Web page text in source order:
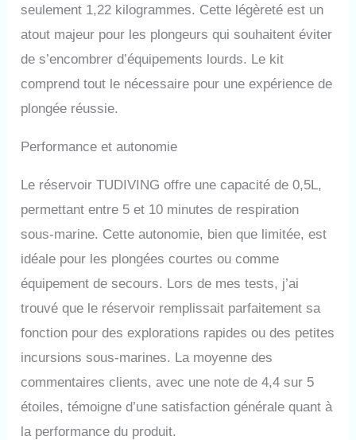
pouvez le prendre dans l'avion
【Excellente fabrication】 La
mini bouteille de plongée
aluminium aviation 6061, qui
de meilleures performances
fluorescent vous permet de
mesurer avec précision le gaz
même dans un environnement
sombre. Le système de
empêche efficacement
l'entrée de poussière et
d'impuretés, rendant le gaz
inhalé plus propre et assurant
une respiration plus saine. 🏊
【Certification DOT/CE】Nos
bouteilles de plongée sous-
marine sont certifiées DOT/CE
et sont conformes aux normes
seulement 1,22 kilogrammes. Cette légèreté est un
atout majeur pour les plongeurs qui souhaitent éviter
de s’encombrer d’équipements lourds. Le kit
comprend tout le nécessaire pour une expérience de
plongée réussie.
Performance et autonomie
Le réservoir TUDIVING offre une capacité de 0,5L,
permettant entre 5 et 10 minutes de respiration
sous-marine. Cette autonomie, bien que limitée, est
idéale pour les plongées courtes ou comme
équipement de secours. Lors de mes tests, j’ai
trouvé que le réservoir remplissait parfaitement sa
fonction pour des explorations rapides ou des petites
incursions sous-marines. La moyenne des
commentaires clients, avec une note de 4,4 sur 5
étoiles, témoigne d’une satisfaction générale quant à
la performance du produit.